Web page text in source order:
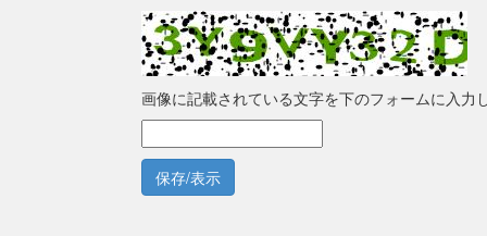
画像に記載されている文字を下のフォームに入力
保存/表示